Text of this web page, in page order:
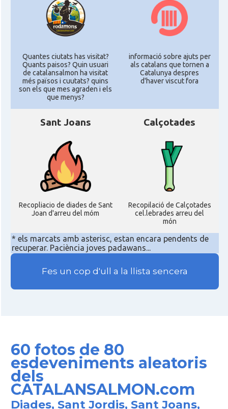
Quantes ciutats has visitat?
Quants paisos? Quin usuari
de catalansalmon ha visitat
més països i cuutats? quins
son els que mes agraden i els
que menys?
informació sobre ajuts per
als catalans que tornen a
Catalunya despres
d'haver viscut fora
Sant Joans
Recopliacio de diades de Sant
Joan d'arreu del móm
Calçotades
Recopilació de Calçotades
cel.lebrades arreu del
món
* els marcats amb asterisc, estan encara pendents de
recuperar. Paciència joves padawans...
Fes un cop d'ull a la llista sencera
60 fotos de 80
esdeveniments aleatoris
dels
CATALANSALMON.com
Diades, Sant Jordis, Sant Joans,